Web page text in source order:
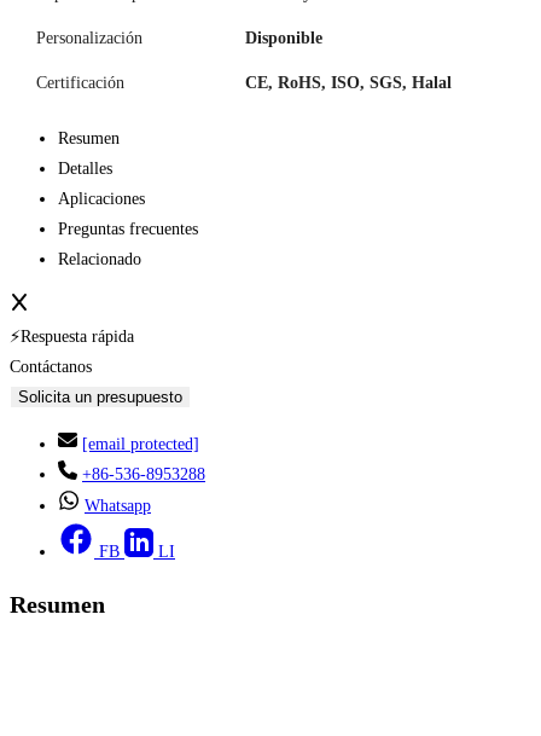
Personalización Disponible
Certificación CE, RoHS, ISO, SGS, Halal
Resumen
Detalles
Aplicaciones
Preguntas frecuentes
Relacionado
⚡Respuesta rápida
Contáctanos
Solicita un presupuesto
[email protected]
+86-536-8953288
Whatsapp
FB LI
Resumen